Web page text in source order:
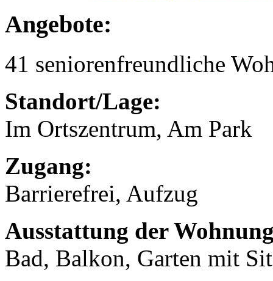
Angebote:
41 seniorenfreundliche
Standort/Lage:
Im Ortszentrum, Am Park
Zugang:
Barrierefrei, Aufzug
Ausstattung der
Bad, Balkon, Garten mit